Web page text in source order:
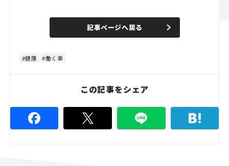
n
e
d
%
記事ページへ戻る
健康 働く車
この記事をシェア